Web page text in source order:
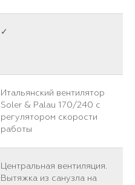
✓
Итальянский вентилятор
Soler & Palau 170/240 с
регулятором скорости
работы
Центральная вентиляция.
Вытяжка из санузла на